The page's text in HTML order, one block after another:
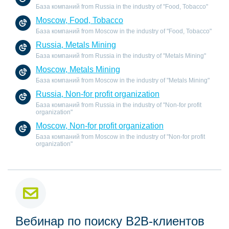
База компаний from Russia in the industry of "Food, Tobacco"
Moscow, Food, Tobacco
База компаний from Moscow in the industry of "Food, Tobacco"
Russia, Metals Mining
База компаний from Russia in the industry of "Metals Mining"
Moscow, Metals Mining
База компаний from Moscow in the industry of "Metals Mining"
Russia, Non-for profit organization
База компаний from Russia in the industry of "Non-for profit
organization"
Moscow, Non-for profit organization
База компаний from Moscow in the industry of "Non-for profit
organization"
Вебинар по поиску B2B-клиентов